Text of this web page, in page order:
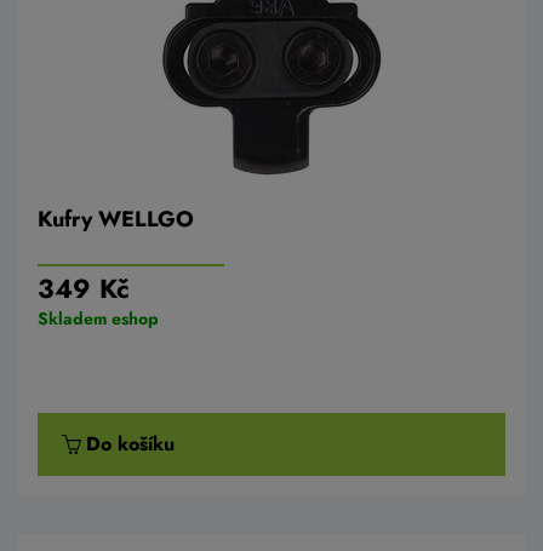
Kufry WELLGO
349 Kč
Skladem eshop
Do košíku